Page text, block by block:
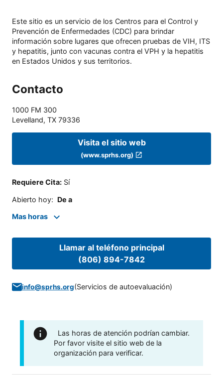
Este sitio es un servicio de los Centros para el Control y
Prevención de Enfermedades (CDC) para brindar
información sobre lugares que ofrecen pruebas de VIH, ITS
y hepatitis, junto con vacunas contra el VPH y la hepatitis
en Estados Unidos y sus territorios.
Contacto
1000 FM 300
Levelland, TX 79336
Visita el sitio web
(www.sprhs.org)
Requiere Cita: Sí
Abierto hoy: De a
Mas horas
Llamar al teléfono principal
(806) 894-7842
info@sprhs.org(Servicios de autoevaluación)
Las horas de atención podrían cambiar.
Por favor visite el sitio web de la
organización para verificar.